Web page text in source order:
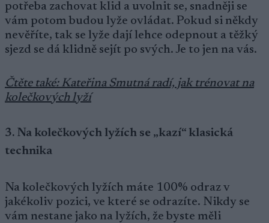
potřeba zachovat klid a uvolnit se, snadněji se
vám potom budou lyže ovládat. Pokud si někdy
nevěříte, tak se lyže dají lehce odepnout a těžký
sjezd se dá klidně sejít po svých. Je to jen na vás.
Čtěte také: Kateřina Smutná radí, jak trénovat na
kolečkových lyží
3. Na kolečkových lyžích se „kazí“ klasická
technika
Na kolečkových lyžích máte 100% odraz v
jakékoliv pozici, ve které se odrazíte. Nikdy se
vám nestane jako na lyžích, že byste měli